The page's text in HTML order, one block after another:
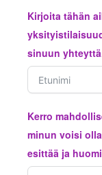
Kirjoita tähän
sinuun
Kerro
minun voisi
esittää ja